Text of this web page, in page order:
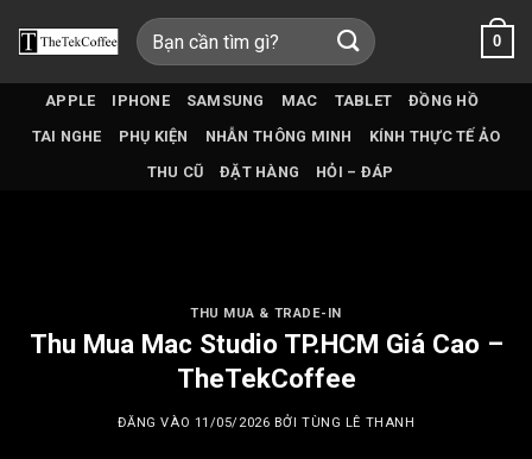
qua
Tìm
kiếm:
0
APPLE IPHONE SAMSUNG MAC TABLET
ĐỒNG HỒ
TAI NGHE
PHỤ KIỆN NHẪN THÔNG MINH
KÍNH THỰC TẾ ẢO
THU CŨ
ĐẶT HÀNG HỎI – ĐÁP
THU MUA & TRADE-IN
Thu Mua Mac Studio TP.HCM Giá Cao –
TheTekCoffee
ĐĂNG VÀO 11/05/2026 BỞITÙNG LÊ THANH